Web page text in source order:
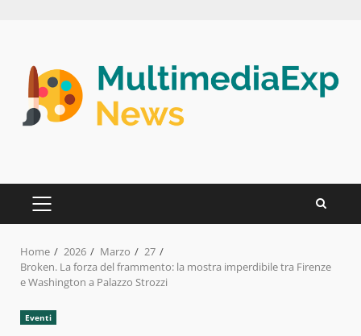
content
PRIMARY
MENU
Home 2026 Marzo
27
Broken. La forza del frammento: la mostra imperdibile tra Firenze
e Washington a Palazzo Strozzi
Eventi